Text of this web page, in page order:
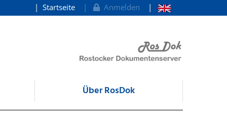
Startseite Anmelden
Über RosDok